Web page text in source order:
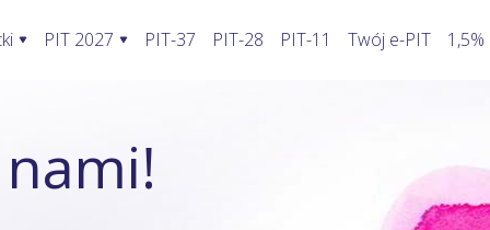
fakturę w KSeF?
stwarza KSeF?
Kalkulator wynagrodzeń
Kalkulator walut
PIT 2027
PIT-28
Koszty uzyskania przychodu
PIT-37 PIT-28 PIT-11 Twój e-PIT 1,5%